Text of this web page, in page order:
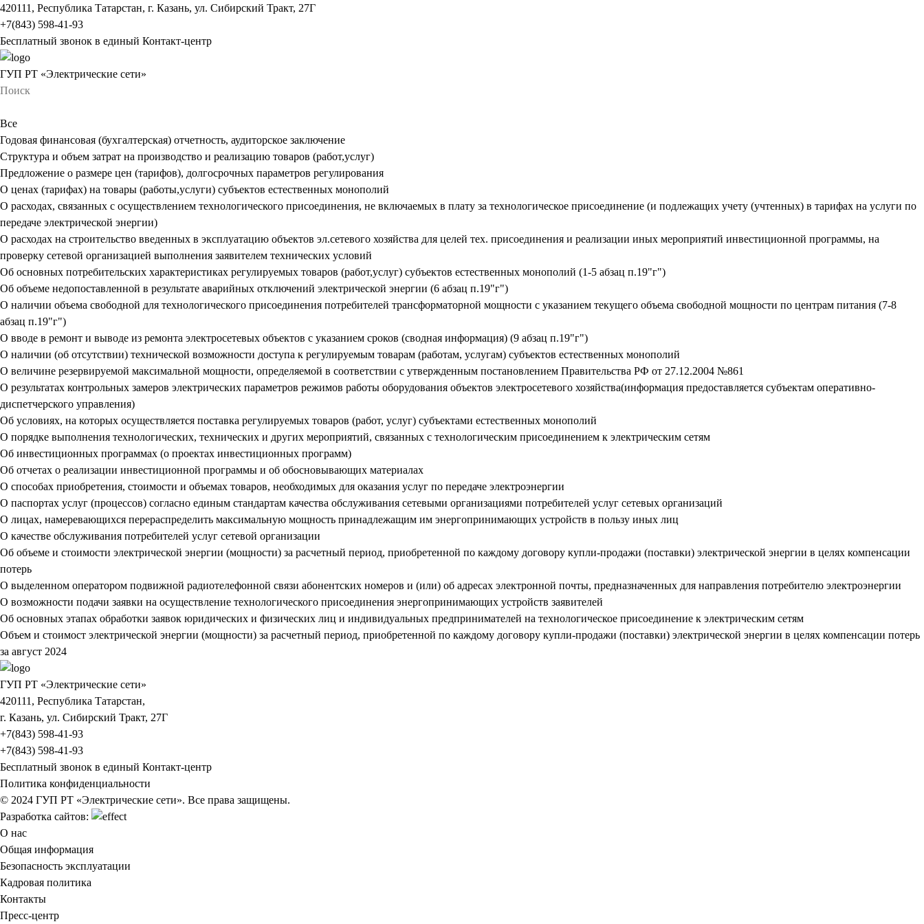
420111, Республика Татарстан, г. Казань, ул. Сибирский Тракт, 27Г
+7(843) 598-41-93
Бесплатный звонок в единый Контакт-центр
ГУП РТ «Электрические сети»
Все
Годовая финансовая (бухгалтерская) отчетность, аудиторское заключение
Структура и объем затрат на производство и реализацию товаров (работ,услуг)
Предложение о размере цен (тарифов), долгосрочных параметров регулирования
О ценах (тарифах) на товары (работы,услуги) субъектов естественных монополий
О расходах, связанных с осуществлением технологического присоединения, не включаемых в плату за технологическое присоединение (и подлежащих учету (учтенных) в тарифах на услуги по
передаче электрической энергии)
О расходах на строительство введенных в эксплуатацию объектов эл.сетевого хозяйства для целей тех. присоединения и реализации иных мероприятий инвестиционной программы, на
проверку сетевой организацией выполнения заявителем технических условий
Об основных потребительских характеристиках регулируемых товаров (работ,услуг) субъектов естественных монополий (1-5 абзац п.19"г")
Об объеме недопоставленной в результате аварийных отключений электрической энергии (6 абзац п.19"г")
О наличии объема свободной для технологического присоединения потребителей трансформаторной мощности с указанием текущего объема свободной мощности по центрам питания (7-8
абзац п.19"г")
О вводе в ремонт и выводе из ремонта электросетевых объектов с указанием сроков (сводная информация) (9 абзац п.19"г")
О наличии (об отсутствии) технической возможности доступа к регулируемым товарам (работам, услугам) субъектов естественных монополий
О величине резервируемой максимальной мощности, определяемой в соответствии с утвержденным постановлением Правительства РФ от 27.12.2004 №861
О результатах контрольных замеров электрических параметров режимов работы оборудования объектов электросетевого хозяйства(информация предоставляется субъектам оперативно-
диспетчерского управления)
Об условиях, на которых осуществляется поставка регулируемых товаров (работ, услуг) субъектами естественных монополий
О порядке выполнения технологических, технических и других мероприятий, связанных с технологическим присоединением к электрическим сетям
Об инвестиционных программах (о проектах инвестиционных программ)
Об отчетах о реализации инвестиционной программы и об обосновывающих материалах
О способах приобретения, стоимости и объемах товаров, необходимых для оказания услуг по передаче электроэнергии
О паспортах услуг (процессов) согласно единым стандартам качества обслуживания сетевыми организациями потребителей услуг сетевых организаций
О лицах, намеревающихся перераспределить максимальную мощность принадлежащим им энергопринимающих устройств в пользу иных лиц
О качестве обслуживания потребителей услуг сетевой организации
Об объеме и стоимости электрической энергии (мощности) за расчетный период, приобретенной по каждому договору купли-продажи (поставки) электрической энергии в целях компенсации
потерь
О выделенном оператором подвижной радиотелефонной связи абонентских номеров и (или) об адресах электронной почты, предназначенных для направления потребителю электроэнергии
О возможности подачи заявки на осуществление технологического присоединения энергопринимающих устройств заявителей
Об основных этапах обработки заявок юридических и физических лиц и индивидуальных предпринимателей на технологическое присоединение к электрическим сетям
Объем и стоимост электрической энергии (мощности) за расчетный период, приобретенной по каждому договору купли-продажи (поставки) электрической энергии в целях компенсации потерь
за август 2024
ГУП РТ «Электрические сети»
420111, Республика Татарстан,
г. Казань, ул. Сибирский Тракт, 27Г
+7(843) 598-41-93
+7(843) 598-41-93
Бесплатный звонок в единый Контакт-центр
Политика конфиденциальности
© 2024 ГУП РТ «Электрические сети». Все права защищены.
Разработка сайтов:
О нас
Общая информация
Безопасность эксплуатации
Кадровая политика
Контакты
Пресс-центр